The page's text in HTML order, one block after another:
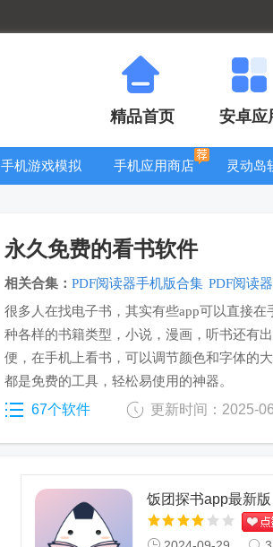
精品首页 安卓应
手机游戏模拟
手机应用商店 灵动岛
永久免费的看书软件
相关合集： PDF阅读器手机版合集 PDF阅读
很多人在找电子书，其实有些app可以直接
种各样的书籍类型，小说，漫画，听书还有
便，在手机上看书，可以调节颜色和字体的
都是免费的工具，轻松易使用的神器。
67个软件 更新时间：2025-
饭团探书app最新版